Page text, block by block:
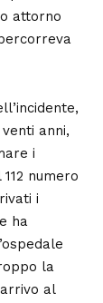
attorno
anni,
i
numero
i
ha
la
al